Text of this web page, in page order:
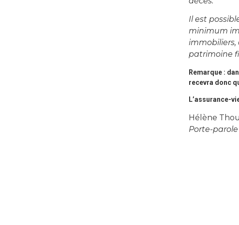
Il est
minimum
immobiliers,
patrimoine
Remarque :
recevra donc
L’assurance-
Hélène
Porte-